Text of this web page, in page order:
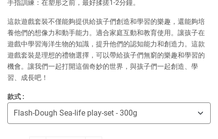
手指訓練：在塑形之前，最好揉搓1-2分鐘。
這款遊戲套裝不僅能夠提供給孩子們創造和學習的樂趣，​​還能夠培
養他們的想像力和動手能力。適合家庭互動和教育使用。讓孩子在
遊戲中學習海洋生物的知識，提升他們的認知能力和創造力。這款
遊戲套裝是理想的禮物選擇，可以帶給孩子們無窮的樂趣和學習的
機會。讓我們一起打開這個奇妙的世界，與孩子們一起創造、學
習、成長吧！
款式 :